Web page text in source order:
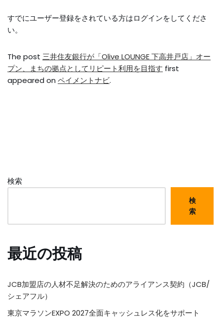
すでにユーザー登録をされている方はログインをしてくださ
い。
The post 三井住友銀行が「Olive LOUNGE 下高井戸店」オー
プン、まちの拠点としてリピート利用を目指す first
appeared on ペイメントナビ.
検索
検
索
最近の投稿
JCB加盟店の人材不足解決のためのアライアンス契約（JCB/
シェアフル）
東京マラソンEXPO 2027全面キャッシュレス化をサポート